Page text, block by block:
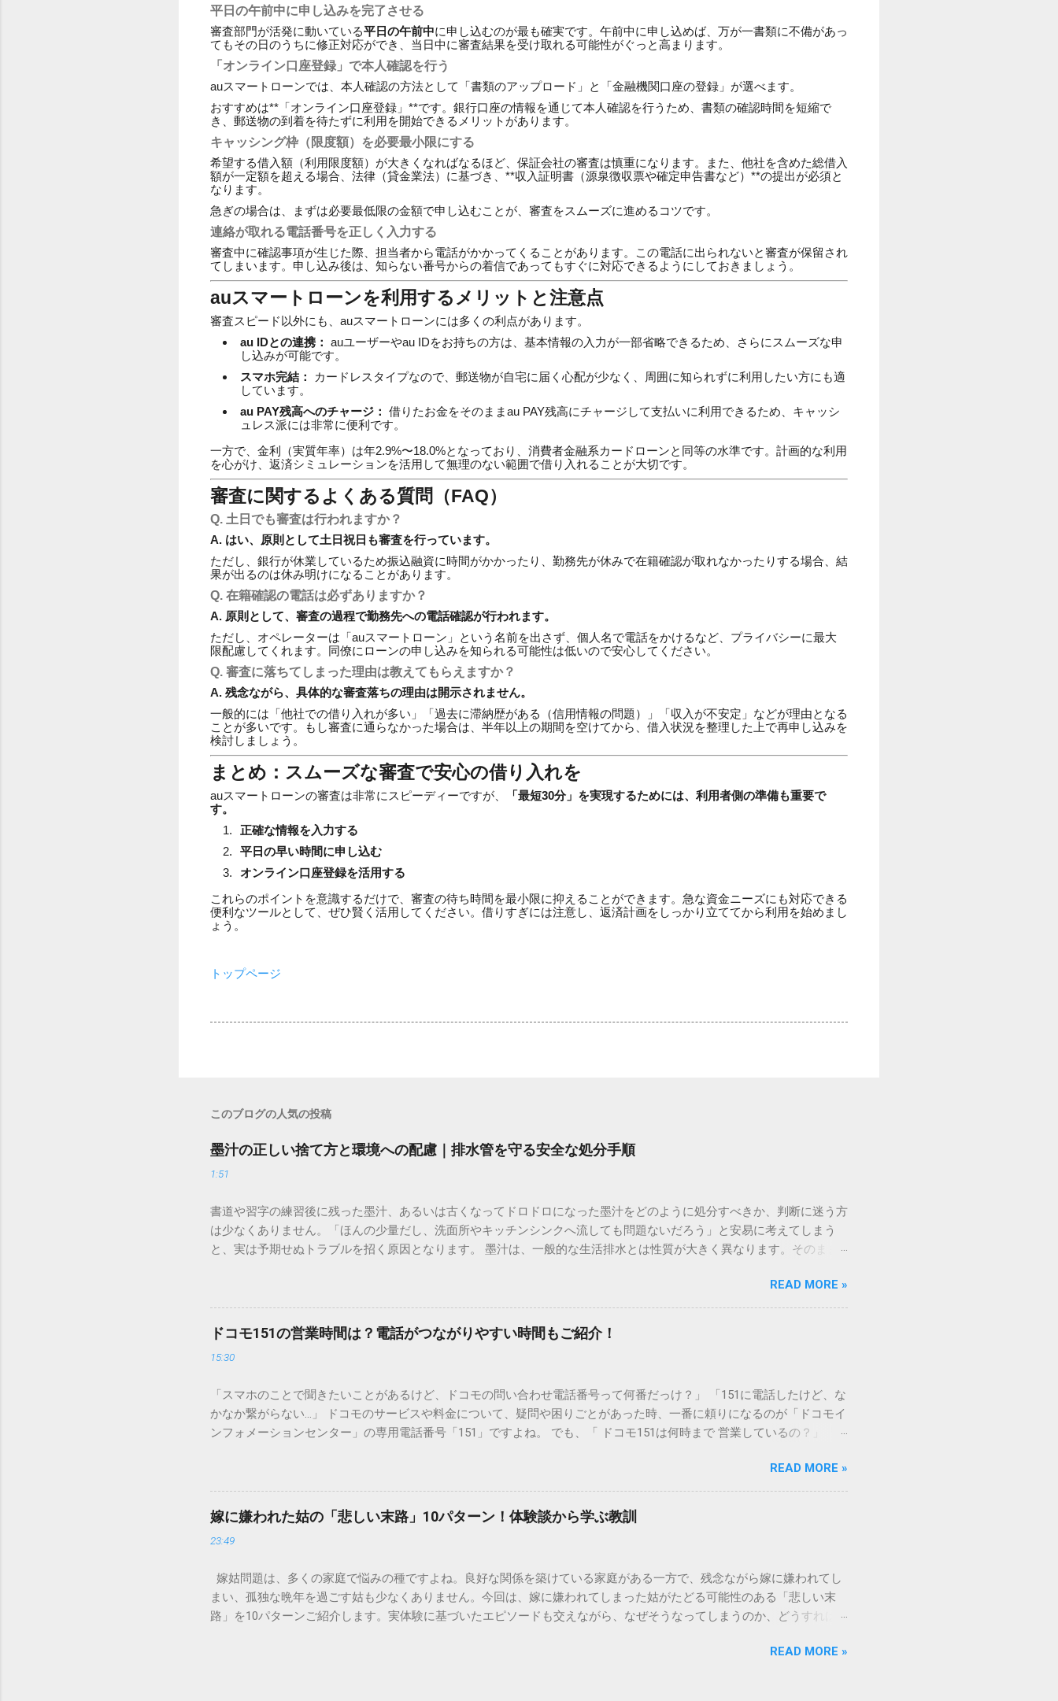
平日の午前中に申し込みを完了させる
審査部門が活発に動いている平日の午前中に申し込むのが最も確実です。午前中に申し込めば、万が一書類に不備があっ
てもその日のうちに修正対応ができ、当日中に審査結果を受け取れる可能性がぐっと高まります。
「オンライン口座登録」で本人確認を行う
auスマートローンでは、本人確認の方法として「書類のアップロード」と「金融機関口座の登録」が選べます。
おすすめは**「オンライン口座登録」**です。銀行口座の情報を通じて本人確認を行うため、書類の確認時間を短縮で
き、郵送物の到着を待たずに利用を開始できるメリットがあります。
キャッシング枠（限度額）を必要最小限にする
希望する借入額（利用限度額）が大きくなればなるほど、保証会社の審査は慎重になります。また、他社を含めた総借入
額が一定額を超える場合、法律（貸金業法）に基づき、**収入証明書（源泉徴収票や確定申告書など）**の提出が必須と
なります。
急ぎの場合は、まずは必要最低限の金額で申し込むことが、審査をスムーズに進めるコツです。
連絡が取れる電話番号を正しく入力する
審査中に確認事項が生じた際、担当者から電話がかかってくることがあります。この電話に出られないと審査が保留され
てしまいます。申し込み後は、知らない番号からの着信であってもすぐに対応できるようにしておきましょう。
auスマートローンを利用するメリットと注意点
審査スピード以外にも、auスマートローンには多くの利点があります。
au IDとの連携： auユーザーやau IDをお持ちの方は、基本情報の入力が一部省略できるため、さらにスムーズな申
し込みが可能です。
スマホ完結：
カードレスタイプなので、郵送物が自宅に届く心配が少なく、周囲に知られずに利用したい方にも適
しています。
au PAY残高へのチャージ： 借りたお金をそのままau PAY残高にチャージして支払いに利用できるため、キャッシ
ュレス派には非常に便利です。
一方で、金利（実質年率）は年2.9%〜18.0%となっており、消費者金融系カードローンと同等の水準です。計画的な利用
を心がけ、返済シミュレーションを活用して無理のない範囲で借り入れることが大切です。
審査に関するよくある質問（FAQ）
Q. 土日でも審査は行われますか？
A. はい、原則として土日祝日も審査を行っています。
ただし、銀行が休業しているため振込融資に時間がかかったり、勤務先が休みで在籍確認が取れなかったりする場合、結
果が出るのは休み明けになることがあります。
Q. 在籍確認の電話は必ずありますか？
A. 原則として、審査の過程で勤務先への電話確認が行われます。
ただし、オペレーターは「auスマートローン」という名前を出さず、個人名で電話をかけるなど、プライバシーに最大
限配慮してくれます。同僚にローンの申し込みを知られる可能性は低いので安心してください。
Q. 審査に落ちてしまった理由は教えてもらえますか？
A. 残念ながら、具体的な審査落ちの理由は開示されません。
一般的には「他社での借り入れが多い」「過去に滞納歴がある（信用情報の問題）」「収入が不安定」などが理由となる
ことが多いです。もし審査に通らなかった場合は、半年以上の期間を空けてから、借入状況を整理した上で再申し込みを
検討しましょう。
まとめ：スムーズな審査で安心の借り入れを
auスマートローンの審査は非常にスピーディーですが、
「最短30分」を実現するためには、利用者側の準備も重要で
す。
正確な情報を入力する
平日の早い時間に申し込む
オンライン口座登録を活用する
これらのポイントを意識するだけで、審査の待ち時間を最小限に抑えることができます。急な資金ニーズにも対応できる
便利なツールとして、ぜひ賢く活用してください。借りすぎには注意し、返済計画をしっかり立ててから利用を始めまし
ょう。
トップページ
このブログの人気の投稿
墨汁の正しい捨て方と環境への配慮｜排水管を守る安全な処分手順
1:51
書道や習字の練習後に残った墨汁、あるいは古くなってドロドロになった墨汁をどのように処分すべきか、判断に迷う方
は少なくありません。「ほんの少量だし、洗面所やキッチンシンクへ流しても問題ないだろう」と安易に考えてしまう
と、実は予期せぬトラブルを招く原因となります。 墨汁は、一般的な生活排水とは性質が大きく異なります。そのまま
は、墨汁を安全かつ環境に優しい方法で処分するための手順と、容器を適切に分別する方法を徹底解説します。 墨汁を
「排水口に流してはいけない」3つの理由 墨汁の主成分は「煤（すす）」と「膠（にかわ）」、そして水です。これらは
非常に微細かつ独特の粘性を持っているため、下水処理や配管維持の観点から以下の問題が発生します。 1. 環境への深
刻な負荷 墨汁に含まれる煤の粒子は極めて微細です。現代の排水処理施設であっても、これらの微粒子を完全に分解・
除去することは容易ではありません。大量に流し続けると河川や海まで到達し、水質の濁りや生態系へ悪影響を及ぼすリ
質があります。排水管内で墨汁が冷えて付着すると、管の通り道を狭め、深刻な詰まりを引き起こします。特に築年数が
経過した住宅では配管トラブルが起きやすく、修理費用が高額になるケースも珍しくありません。 3. 頑固なシミと汚れ
の沈着 陶器やホーロー製のシンクに墨汁が付着すると、細かい粒子が素材の隙間に入り込み、取れない黒ずみとなりま
原因となります。 環境を守る！家庭でできる正しい墨汁の捨て方 家庭で墨汁を処分する際は、「液体として流さない」
ことが絶対ルールです。以下のいずれかの方法で「固形物」として処分してください。 手順1：新聞紙や古布に吸わせて
「可燃ごみ」へ 最も手軽で確実な方法は、液体を布や紙に吸わせて固形物に変えることです。 準備するもの： 古新聞、
READ MORE »
ドコモ151の営業時間は？電話がつながりやすい時間もご紹介！
15:30
「スマホのことで聞きたいことがあるけど、ドコモの問い合わせ電話番号って何番だっけ？」 「151に電話したけど、な
かなか繋がらない…」 ドコモのサービスや料金について、疑問や困りごとがあった時、一番に頼りになるのが「ドコモイ
ンフォメーションセンター」の専用電話番号「151」ですよね。 でも、「 ドコモ151は何時まで 営業しているの？」「
では、ドコモ151の営業時間や、電話が繋がりやすい時間帯、さらには電話がつながらない時の対処法をわかりやすく解
説します。 1. ドコモ151の営業時間は午前9時～午後8時 結論から言うと、ドコモのインフォメーションセンター「151」
の受付時間は、 午前9時から午後8時まで です。 年中無休で、土日祝日も営業しています。「 151 営業時間 」を気にす
る際、まず「夜8時まで」と覚えておけば、仕事帰りでも少し余裕を持って連絡することができますね。 この時間内であ
れば、ドコモの携帯電話から151にダイヤルすることで、無料でオペレーターに相談することができます。ただし、ドコ
151（無料） 一般電話・他社携帯から： 0120-800-000（無料） どちらの番号も、 151 営業時間 と同じく「午前9時～午
後8時」の受付となっています。 2. 【詳細解説】151は何時から何時まで？混雑を避けるコツ ここでは、さらに詳しく「
151は何時から 」「 151は何時まで 」といった検索意図に沿って、具体的なスケジュール感を見ていきましょう。 朝一
朝の早い段階で手続きを済ませたい方は多いですが、実は「 151 営業時間 」の開始直後である9時は、電話が集中しやす
READ MORE »
嫁に嫌われた姑の「悲しい末路」10パターン！体験談から学ぶ教訓
23:49
嫁姑問題は、多くの家庭で悩みの種ですよね。良好な関係を築けている家庭がある一方で、残念ながら嫁に嫌われてし
まい、孤独な晩年を過ごす姑も少なくありません。今回は、嫁に嫌われてしまった姑がたどる可能性のある「悲しい末
路」を10パターンご紹介します。実体験に基づいたエピソードも交えながら、なぜそうなってしまうのか、どうすれば
かれるのが、同居の破綻です。最初は良かれと思って始めた同居も、嫁との関係が悪化すると、家の中で常に緊張感が漂
READ MORE »